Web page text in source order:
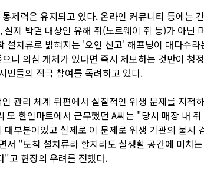
제력은 유지되고 있다. 온라인 커뮤니티 등에는
실제 박멸 대상인 유해 쥐(노르웨이 쥐 등)가 아닌
설치류로 밝혀지는 '오인 신고' 해프닝이 대다수
니 의심 개체가 있다면 즉시 제보하는 것만이 청
민들의 적극 참여를 독려하고 있다.
관리 체계 뒤편에서 실질적인 위생 문제를 지적
모 한인마트에서 근무했던 A씨는 "당시 매장 내
대부분이었고 실제로 이 문제로 위생 기관의 불시
서 "토착 설치류라 할지라도 실생활 공간에 미치
"고 현장의 우려를 전했다.